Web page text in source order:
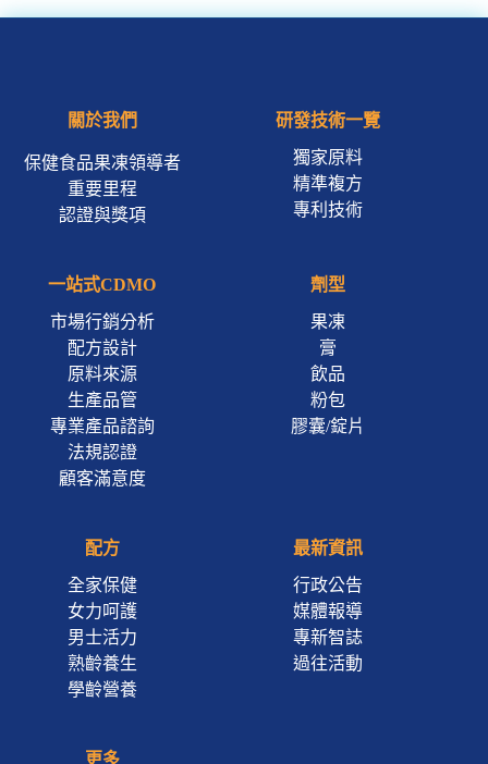
關於我們
保健食品果凍領導者
重要里程
認證與獎項
研發技術一覽
獨家原料
精準複方
專利技術
一站式CDMO
市場行銷分析
配方設計
原料來源
生產品管
專業產品諮詢
法規認證
顧客滿意度
劑型
果凍
膏
飲品
粉包
膠囊/錠片
配方
全家保健
女力呵護
男士活力
熟齡養生
學齡營養
最新資訊
行政公告
媒體報導
專新智誌
過往活動
更多